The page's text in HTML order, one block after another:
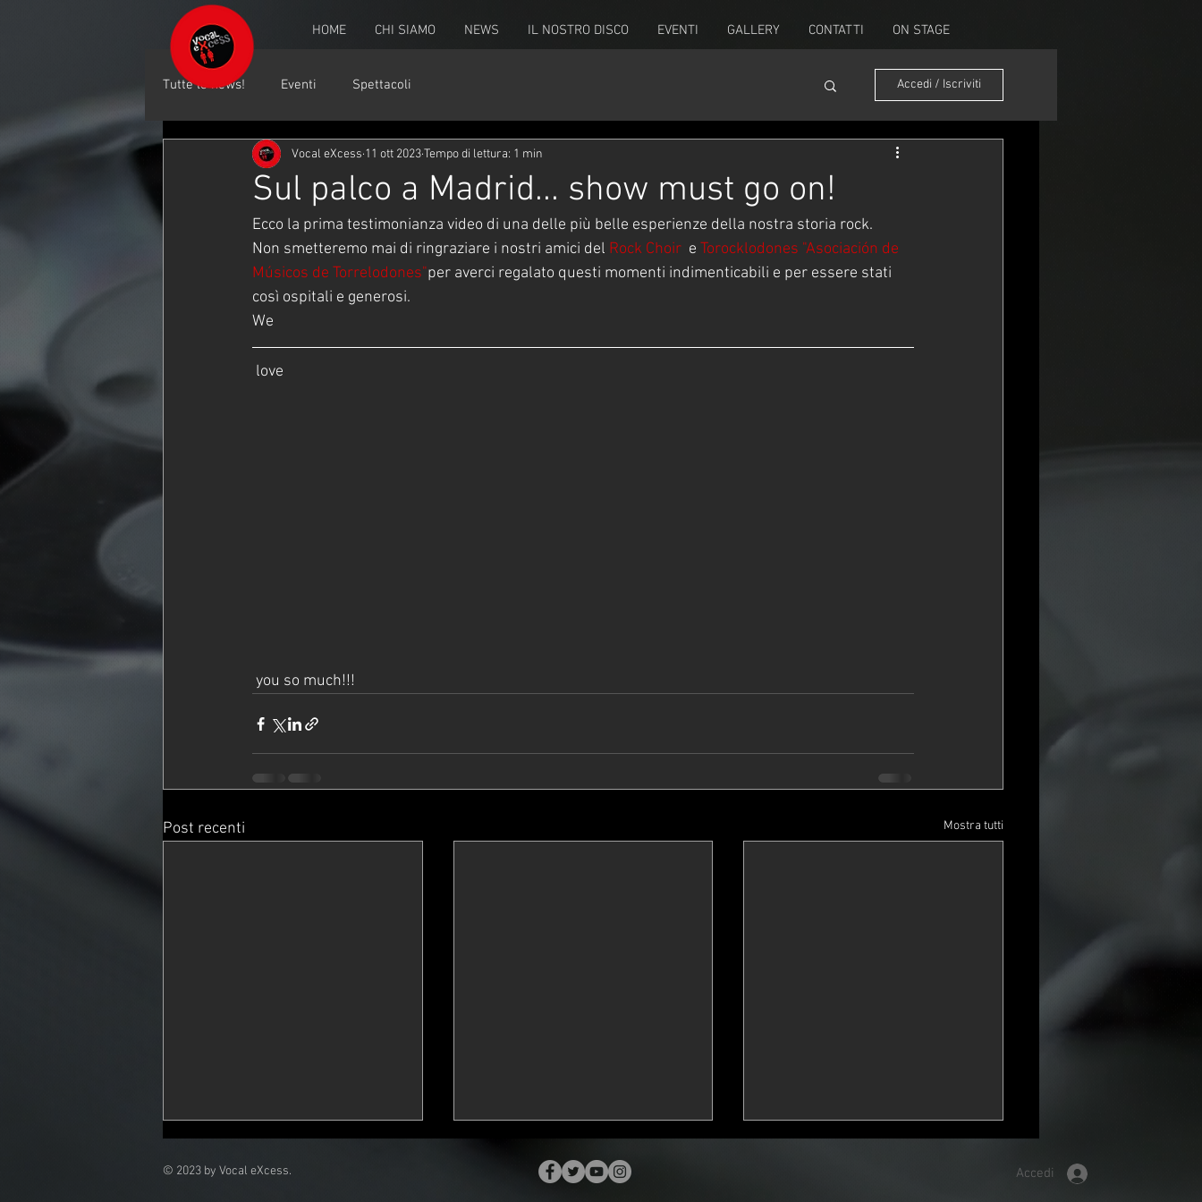
HOME CHI SIAMO NEWS IL NOSTRO DISCO EVENTI GALLERY CONTATTI ON STAGE
Tutte le news! Eventi Spettacoli Accedi / Iscriviti
Sul palco a Madrid... show must go on!
Vocal eXcess 11 ott 2023Tempo di lettura: 1 min
Ecco la prima testimonianza video di una delle più belle esperienze della nostra storia rock.
Non smetteremo mai di ringraziare i nostri amici del Rock Choir
  e
Torocklodones "Asociación de
Músicos de Torrelodones"per averci regalato questi momenti indimenticabili e per essere stati
così ospitali e generosi.
We
love
you so much!!!
Post recenti Mostra tutti
© 2023 by Vocal eXcess. Accedi